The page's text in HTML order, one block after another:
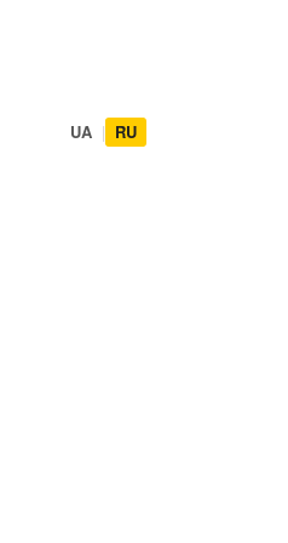
UA | RU